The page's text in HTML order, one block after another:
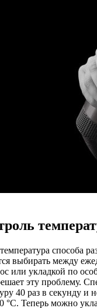
способа
выбирать между
или укладкой по
эту проблему.
40 раз в секунду и
°C. Теперь можно